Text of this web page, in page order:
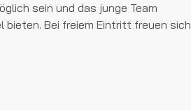
sein und das junge Team
Bei freiem Eintritt freuen sich